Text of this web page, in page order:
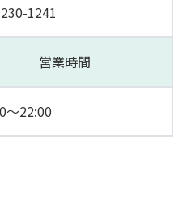
1241
営業時間
～22:00